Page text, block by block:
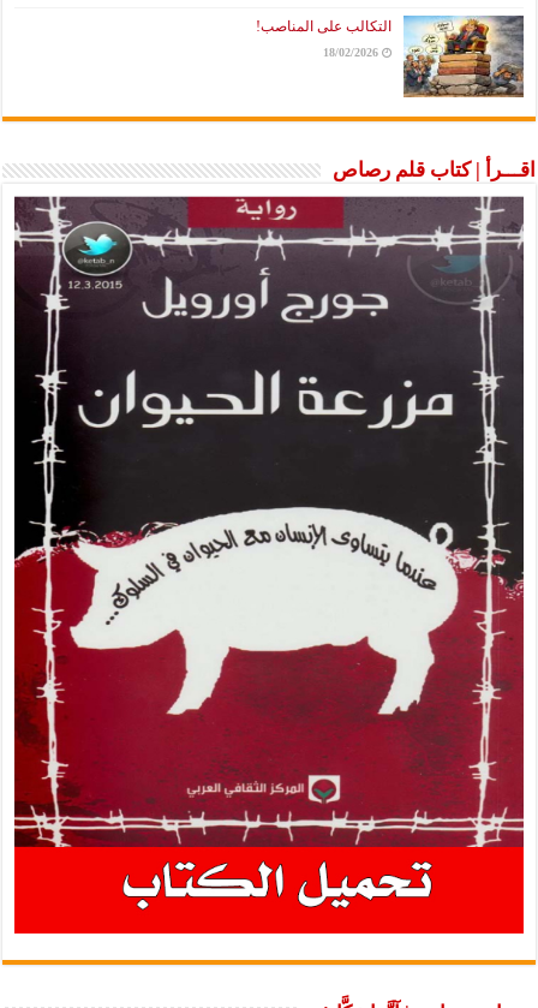
التكالب على المناصب!
18/02/2026
اقـــرأ | كتاب قلم رصاص